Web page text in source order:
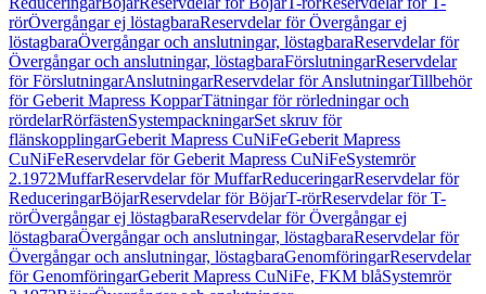
rörÖvergångar ej löstagbaraReservdelar för Övergångar ej
löstagbaraÖvergångar och anslutningar, löstagbaraReservdelar för
Övergångar och anslutningar, löstagbaraFörslutningarReservdelar
för FörslutningarAnslutningarReservdelar för AnslutningarTillbehör
för Geberit Mapress KopparTätningar för rörledningar och
rördelarRörfästenSystempackningarSet skruv för
flänskopplingarGeberit Mapress CuNiFeGeberit Mapress
CuNiFeReservdelar för Geberit Mapress CuNiFeSystemrör
2.1972MuffarReservdelar för MuffarReduceringarReservdelar för
ReduceringarBöjarReservdelar för BöjarT-rörReservdelar för T-
rörÖvergångar ej löstagbaraReservdelar för Övergångar ej
löstagbaraÖvergångar och anslutningar, löstagbaraReservdelar för
Övergångar och anslutningar, löstagbaraGenomföringarReservdelar
för GenomföringarGeberit Mapress CuNiFe, FKM blåSystemrör